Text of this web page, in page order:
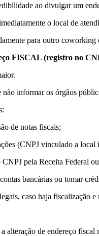
ao divulgar um
o local de
para outro coworking
FISCAL (registro no
informar os órgãos
de notas fiscais;
(CNPJ vinculado a local
pela Receita Federal
bancárias ou tomar
caso haja fiscalização
alteração de endereço